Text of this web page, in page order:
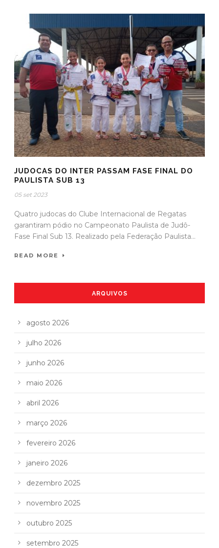
JUDOCAS DO INTER PASSAM FASE FINAL DO
PAULISTA SUB 13
05 set 2023
Quatro judocas do Clube Internacional de Regatas
garantiram pódio no Campeonato Paulista de Judô-
Fase Final Sub 13. Realizado pela Federação Paulista...
READ MORE
ARQUIVOS
agosto 2026
julho 2026
junho 2026
maio 2026
abril 2026
março 2026
fevereiro 2026
janeiro 2026
dezembro 2025
novembro 2025
outubro 2025
setembro 2025